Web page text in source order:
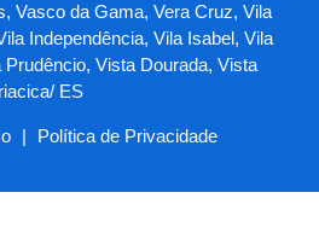
Vasco da Gama, Vera Cruz, Vila
Independência, Vila Isabel, Vila
Vista Dourada, Vista
ES
| Política de Privacidade